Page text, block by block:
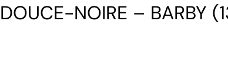
NOIRE – BARBY